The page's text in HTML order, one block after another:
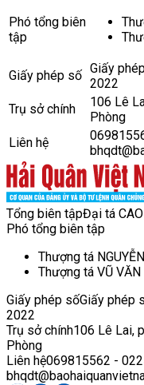
Phó tổng biên
tập
Giấy phép số Giấy
2022
Trụ sở chính
106 Lê
Phòng
Liên hệ
Tổng biên tậpĐại tá
Phó tổng biên tập
Thượng tá
Thượng tá VŨ VĂN
Giấy phép sốGiấy phép
2022
Trụ sở chính106 Lê Lai,
Phòng
Liên hệ069815562 -